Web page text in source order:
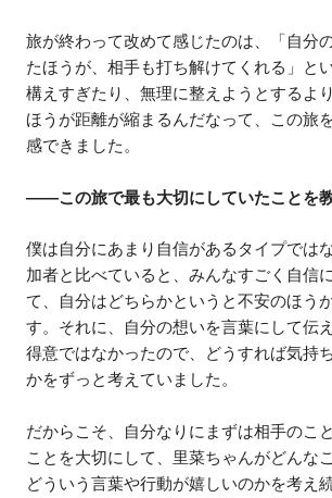
旅が終わって改めて感じたのは、「自分
たほうが、相手も打ち解けてくれる」と
構えすぎたり、無理に整えようとするよ
ほうが距離が縮まるんだなって、この旅
感できました。
——この旅で最も大切にしていたことを教
僕は自分にあまり自信があるタイプでは
加者と比べていると、みんなすごく自信
て、自分はどちらかというと不安のほう
す。それに、自分の想いを言葉にして伝
得意ではなかったので、どうすれば気持
かをずっと考えていました。
だからこそ、自分なりにまずは相手のこ
ことを大切にして、里菜ちゃんがどんな
どういう言葉や行動が嬉しいのかを考え